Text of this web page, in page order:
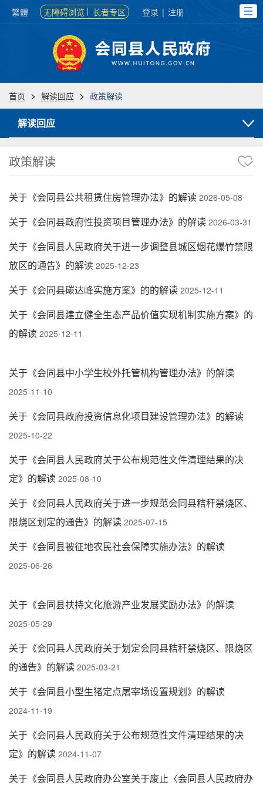
繁體 无障碍浏览 长者专区 登录 | 注册
首页 > 解读回应 > 政策解读
解读回应
政策解读
关于《会同县公共租赁住房管理办法》的解读 2026-05-08
关于《会同县政府性投资项目管理办法》的解读 2026-03-31
关于《会同县人民政府关于进一步调整县城区烟花爆竹禁限
放区的通告》的解读 2025-12-23
关于《会同县碳达峰实施方案》的的解读 2025-12-11
关于《会同县建立健全生态产品价值实现机制实施方案》的
的解读 2025-12-11
关于《会同县中小学生校外托管机构管理办法》的解读
2025-11-10
关于《会同县政府投资信息化项目建设管理办法》的解读
2025-10-22
关于《会同县人民政府关于公布规范性文件清理结果的决
定》的解读 2025-08-10
关于《会同县人民政府关于进一步规范会同县秸秆禁烧区、
限烧区划定的通告》的解读 2025-07-15
关于《会同县被征地农民社会保障实施办法》的解读
2025-06-26
关于《会同县扶持文化旅游产业发展奖励办法》的解读
2025-05-29
关于《会同县人民政府关于划定会同县秸秆禁烧区、限烧区
的通告》的解读 2025-03-21
关于《会同县小型生猪定点屠宰场设置规划》的解读
2024-11-19
关于《会同县人民政府关于公布规范性文件清理结果的决
定》的解读 2024-11-07
关于《会同县人民政府办公室关于废止〈会同县人民政府办